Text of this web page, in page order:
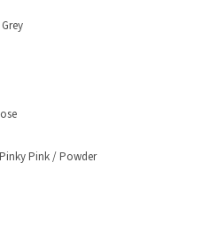
Pink / Powder